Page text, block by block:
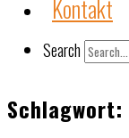
Kontakt
Search
Schlagwort: